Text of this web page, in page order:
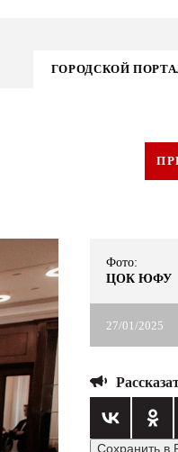
ГОРОДСКОЙ
Фото:
ЦОК ЮФУ
27/01/2025
Сохранить в